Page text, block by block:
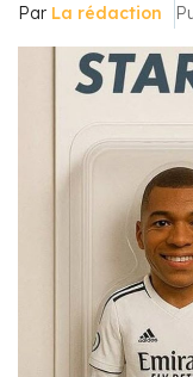
Par La rédaction